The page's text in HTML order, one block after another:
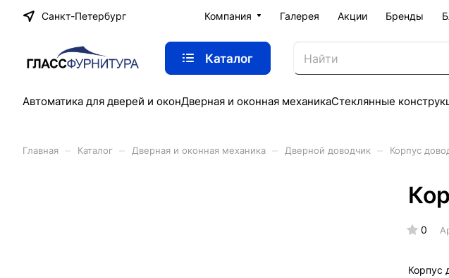
Санкт-Петербург Компания Галерея Акции Бренды
Каталог
Автоматика для дверей и оконДверная и оконная механикаСтеклянные
Главная Каталог Дверная и оконная механика Дверной доводчик Корпус
0
Корпус